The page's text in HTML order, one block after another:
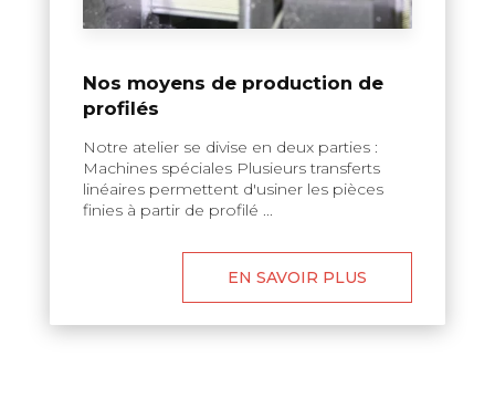
Nos moyens de production de
profilés
Notre atelier se divise en deux parties :
Machines spéciales Plusieurs transferts
linéaires permettent d'usiner les pièces
finies à partir de profilé ...
EN SAVOIR PLUS